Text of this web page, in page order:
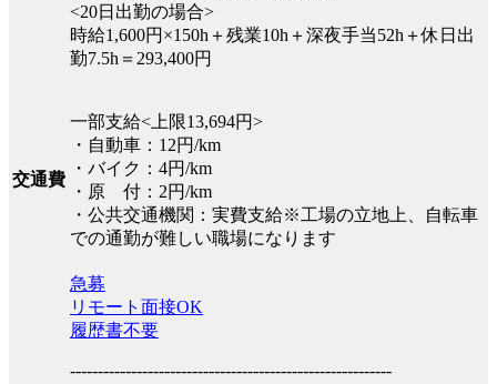
<20日出勤の場合>
時給1,600円×150h＋残業10h＋深夜手当52h＋休日出
勤7.5h＝293,400円
交通費
一部支給<上限13,694円>
・自動車：12円/km
・バイク：4円/km
・原 付：2円/km
・公共交通機関：実費支給※工場の立地上、自転車
での通勤が難しい職場になります
急募
リモート面接OK
履歴書不要
----------------------------------------------------------